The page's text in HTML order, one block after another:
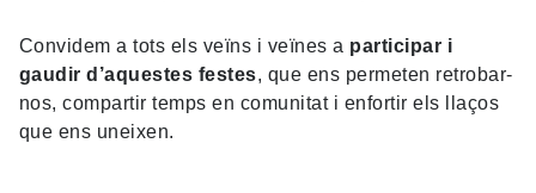
Convidem a tots els veïns i veïnes a participar i
gaudir d’aquestes festes, que ens permeten retrobar-
nos, compartir temps en comunitat i enfortir els llaços
que ens uneixen.